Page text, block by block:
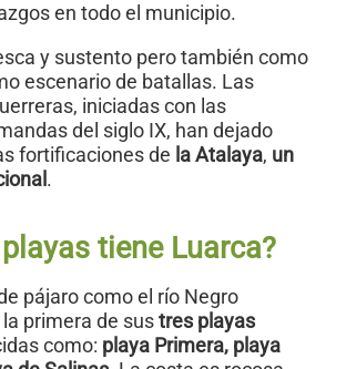
en todo el municipio.
y sustento pero también como
escenario de batallas. Las
iniciadas con las
del siglo IX, han dejado
fortificaciones de la Atalaya, un
.
tiene Luarca?
pájaro como el río Negro
primera de sustres playas
como: playa Primera, playa